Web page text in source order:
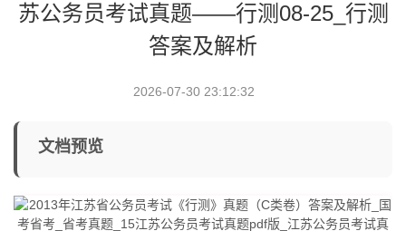
苏公务员考试真题——行测08-25_行测
答案及解析
2026-07-30 23:12:32
文档预览